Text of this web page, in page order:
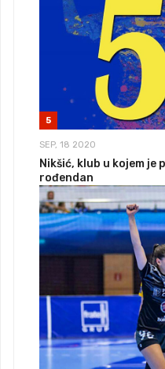
5
SEP, 18 2020
Nikšić, klub u kojem je
rođendan